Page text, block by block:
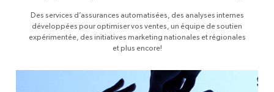
Des services d’assurances automatisées, des analyses internes
développées pour optimiser vos ventes, un équipe de soutien
expérimentée, des initiatives marketing nationales et régionales
et plus encore!